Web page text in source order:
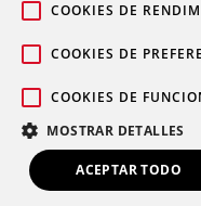
© 2026 Grupo Ribera |
COOKIES DE
COOKIES DE
COOKIES DE
MOSTRAR DETALLES
ACEPTAR TODO